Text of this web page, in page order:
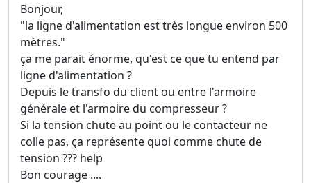
Bonjour,
"la ligne d'alimentation est très longue environ 500
mètres."
ça me parait énorme, qu'est ce que tu entend par
ligne d'alimentation ?
Depuis le transfo du client ou entre l'armoire
générale et l'armoire du compresseur ?
Si la tension chute au point ou le contacteur ne
colle pas, ça représente quoi comme chute de
tension ??? help
Bon courage ....